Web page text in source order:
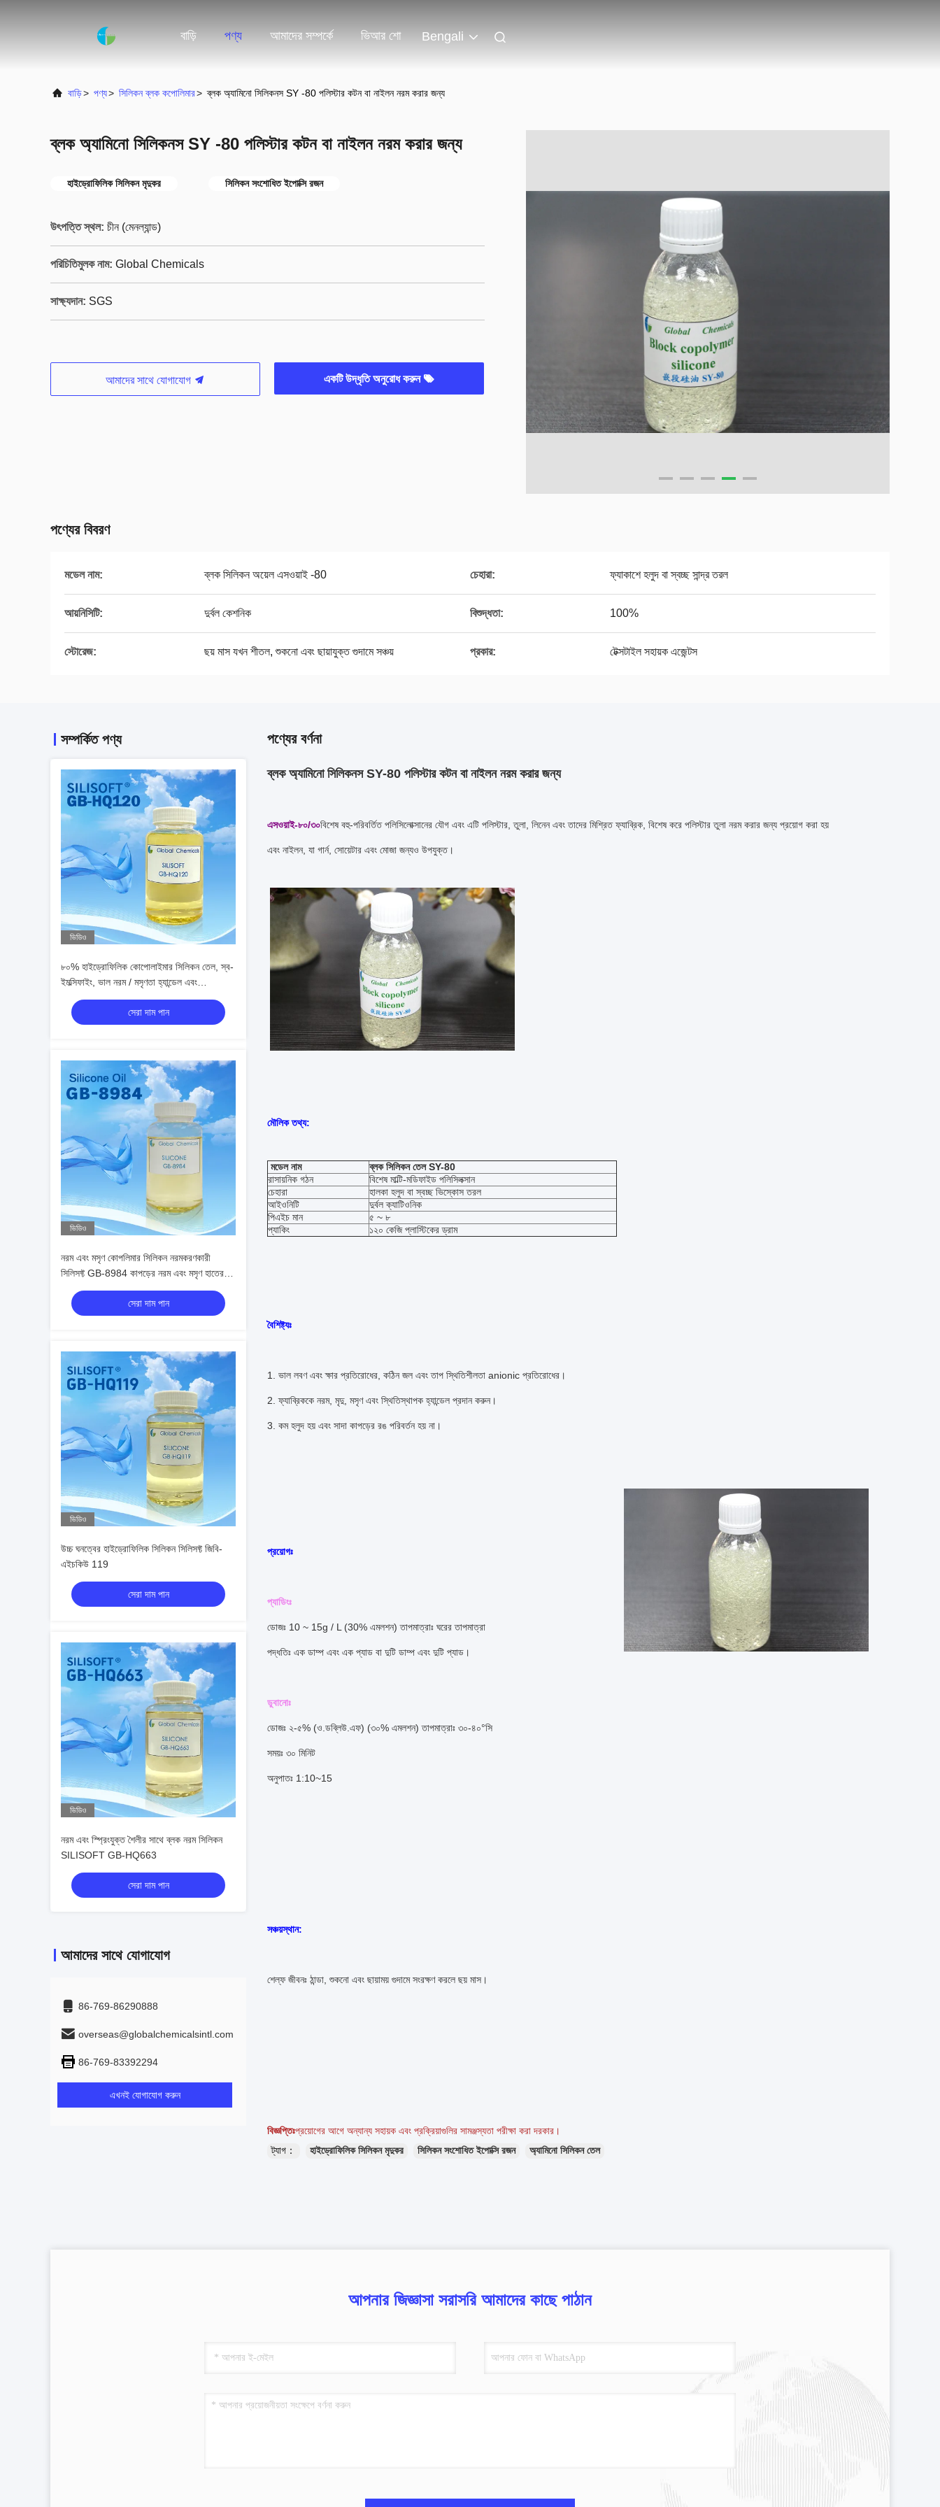
বাড়ি পণ্য আমাদের সম্পর্কে ভিআর শো Bengali
বাড়ি> পণ্য> সিলিকন ব্লক কপোলিমার> ব্লক অ্যামিনো সিলিকনস SY -80 পলিস্টার কটন বা নাইলন নরম করার জন্য
ব্লক অ্যামিনো সিলিকনস SY -80 পলিস্টার কটন বা নাইলন নরম করার জন্য
হাইড্রোফিলিক সিলিকন মৃদুকর সিলিকন সংশোধিত ইপোক্সি রজন
উৎপত্তি স্থল: চীন (মেনল্যান্ড)
পরিচিতিমুলক নাম: Global Chemicals
সাক্ষ্যদান: SGS
আমাদের সাথে যোগাযোগ একটি উদ্ধৃতি অনুরোধ করুন
পণ্যের বিবরণ
মডেল নাম: ব্লক সিলিকন অয়েল এসওয়াই -80 চেহারা: ফ্যাকাশে হলুদ বা স্বচ্ছ সান্দ্র তরল
আয়নিসিটি: দুর্বল কেশনিক বিশুদ্ধতা: 100%
স্টোরেজ: ছয় মাস যখন শীতল, শুকনো এবং ছায়াযুক্ত গুদামে সঞ্চয় প্রকার: টেক্সটাইল সহায়ক এজেন্টস
সম্পর্কিত পণ্য
ভিডিও
৮০% হাইড্রোফিলিক কোপোলাইমার সিলিকন তেল, স্ব-
ইমল্সিফাইং, ভাল নরম / মসৃণতা হ্যান্ডেল এবং
তাত্ক্ষণিকভাবে হাইড্রোফিলিক চালু
সেরা দাম পান
ভিডিও
নরম এবং মসৃণ কোপলিমার সিলিকন নরমকরণকারী
সিলিসফ্ট GB-8984 কাপড়ের নরম এবং মসৃণ হাতের
অনুভূতি প্রদান করে
সেরা দাম পান
ভিডিও
উচ্চ ঘনত্বের হাইড্রোফিলিক সিলিকন সিলিসফ্ট জিবি-
এইচকিউ 119
সেরা দাম পান
ভিডিও
নরম এবং স্প্রিংযুক্ত শৈলীর সাথে ব্লক নরম সিলিকন
SILISOFT GB-HQ663
সেরা দাম পান
আমাদের সাথে যোগাযোগ
86-769-86290888
overseas@globalchemicalsintl.com
86-769-83392294
এখনই যোগাযোগ করুন
পণ্যের বর্ণনা
ব্লক অ্যামিনো সিলিকনস SY-80 পলিস্টার কটন বা নাইলন নরম করার জন্য
এসওয়াই-৮০/৩০বিশেষ বহু-পরিবর্তিত পলিসিলোক্সানের যৌগ এবং এটি পলিস্টার, তুলা, লিনেন এবং তাদের মিশ্রিত ফ্যাব্রিক, বিশেষ করে পলিস্টার তুলা নরম করার জন্য প্রয়োগ করা হয়
এবং নাইলন, যা গার্ন, সোয়েটার এবং মোজা জন্যও উপযুক্ত।
মৌলিক তথ্য:
মডেল নাম
ব্লক সিলিকন তেল SY-80
রাসায়নিক গঠন
বিশেষ মাল্টি-মডিফাইড পলিসিলক্সান
চেহারা
হালকা হলুদ বা স্বচ্ছ ভিস্কোস তরল
আইওনিটি
দুর্বল ক্যাটিওনিক
পিএইচ মান
৫ ~ ৮
প্যাকিং
১২০ কেজি প্লাস্টিকের ড্রাম
বৈশিষ্ট্যঃ
1. ভাল লবণ এবং ক্ষার প্রতিরোধের, কঠিন জল এবং তাপ স্থিতিশীলতা anionic প্রতিরোধের।
2. ফ্যাব্রিককে নরম, মৃদু, মসৃণ এবং স্থিতিস্থাপক হ্যান্ডেল প্রদান করুন।
3. কম হলুদ হয় এবং সাদা কাপড়ের রঙ পরিবর্তন হয় না।
প্রয়োগঃ
প্যাডিংঃ
ডোজঃ 10 ~ 15g / L (30% এমলশন) তাপমাত্রাঃ ঘরের তাপমাত্রা
পদ্ধতিঃ এক ডাম্প এবং এক প্যাড বা দুটি ডাম্প এবং দুটি প্যাড।
ডুবানোঃ
ডোজঃ ২-৫% (ও.ডব্লিউ.এফ) (৩০% এমলশন) তাপমাত্রাঃ ৩০-৪০°সি
সময়ঃ ৩০ মিনিট
অনুপাতঃ 1:10~15
সঞ্চয়স্থান:
শেল্ফ জীবনঃ ঠান্ডা, শুকনো এবং ছায়াময় গুদামে সংরক্ষণ করলে ছয় মাস।
বিজ্ঞপ্তিঃপ্রয়োগের আগে অন্যান্য সহায়ক এবং প্রক্রিয়াগুলির সামঞ্জস্যতা পরীক্ষা করা দরকার।
ট্যাগ：
হাইড্রোফিলিক সিলিকন মৃদুকর সিলিকন সংশোধিত ইপোক্সি রজন অ্যামিনো সিলিকন তেল
আপনার জিজ্ঞাসা সরাসরি আমাদের কাছে পাঠান